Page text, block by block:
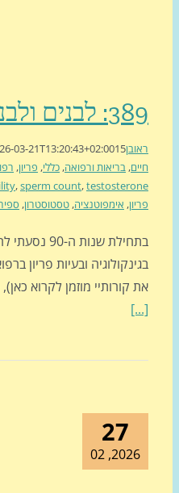
2026-03-21T13:20:43+02:00
בריאות ורפואה,כללי,פריון ,רפואה סינית,
,infertility,sperm count,
אימפוטנציה,טסטוסטרון,ספירת זרע,
בתחילת שנות ה-90 נסעתי
ובעיות פריון ברפואה
קורותיי מוזמן לקרוא כאן), אז